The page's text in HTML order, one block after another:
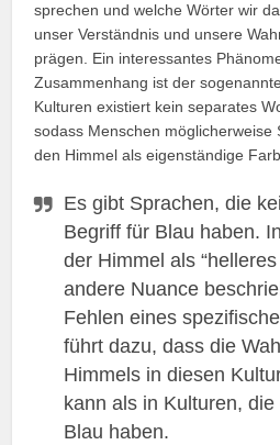
sprechen und welche Wörter wir
unser Verständnis und unsere
prägen. Ein interessantes
Zusammenhang ist der
Kulturen existiert kein separates
sodass Menschen möglicherweise
den Himmel als eigenständige
Es gibt Sprachen, die
Begriff für Blau haben.
der Himmel als
andere Nuance
Fehlen eines
führt dazu, dass die
Himmels in diesen
kann als in Kulturen,
Blau haben.